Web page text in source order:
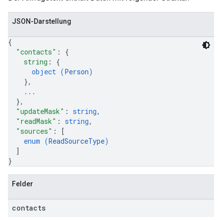
JSON-Darstellung
{
"contacts" : {
string : {
object (Person)
},
...
},
"updateMask" : string,
"readMask" : string,
"sources" :
[
enum (ReadSourceType)
]
}
Felder
contacts